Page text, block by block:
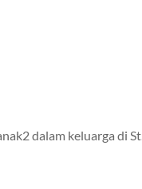
dalam keluarga di